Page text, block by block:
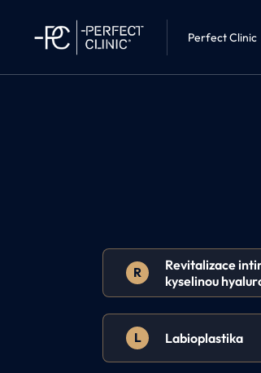
Perfect Clinic
Perfect
R
Revitalizace
kyselinou
L Labioplastika